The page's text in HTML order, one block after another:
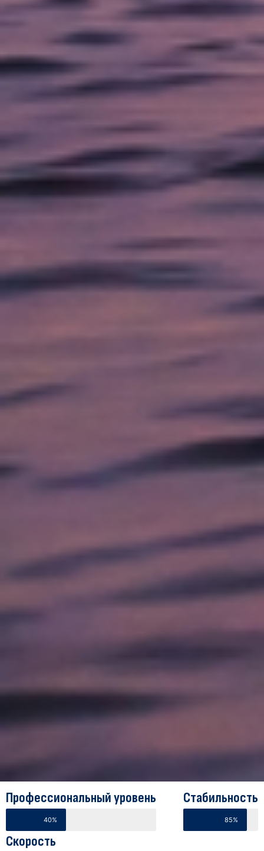
Профессиональный уровень
40%
Стабильность
85%
Скорость